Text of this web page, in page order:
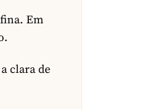
Em
clara de